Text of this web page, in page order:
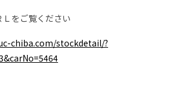
をご覧ください
chiba.com/stockdetail/?